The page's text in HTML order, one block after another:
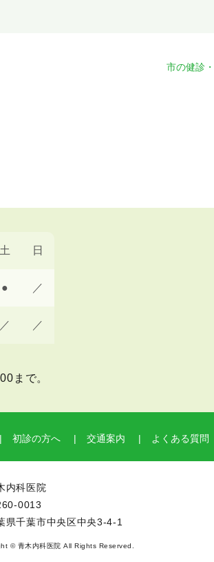
市の健診
土 日
● ／
／ ／
まで。
初診の方へ 交通案内 よくある質問
内科医院
0013
県千葉市中央区中央3-4-1
© 青木内科医院 All Rights Reserved.